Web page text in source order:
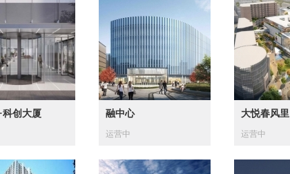
科创大厦 融中心
运营中
大悦春风里
运营中